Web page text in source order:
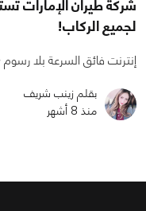
شركة طيران الإمارات
لجميع الركاب!
إنترنت فائق السرعة بلا رسوم
بقلم زينب شريف
منذ 8 أشهر